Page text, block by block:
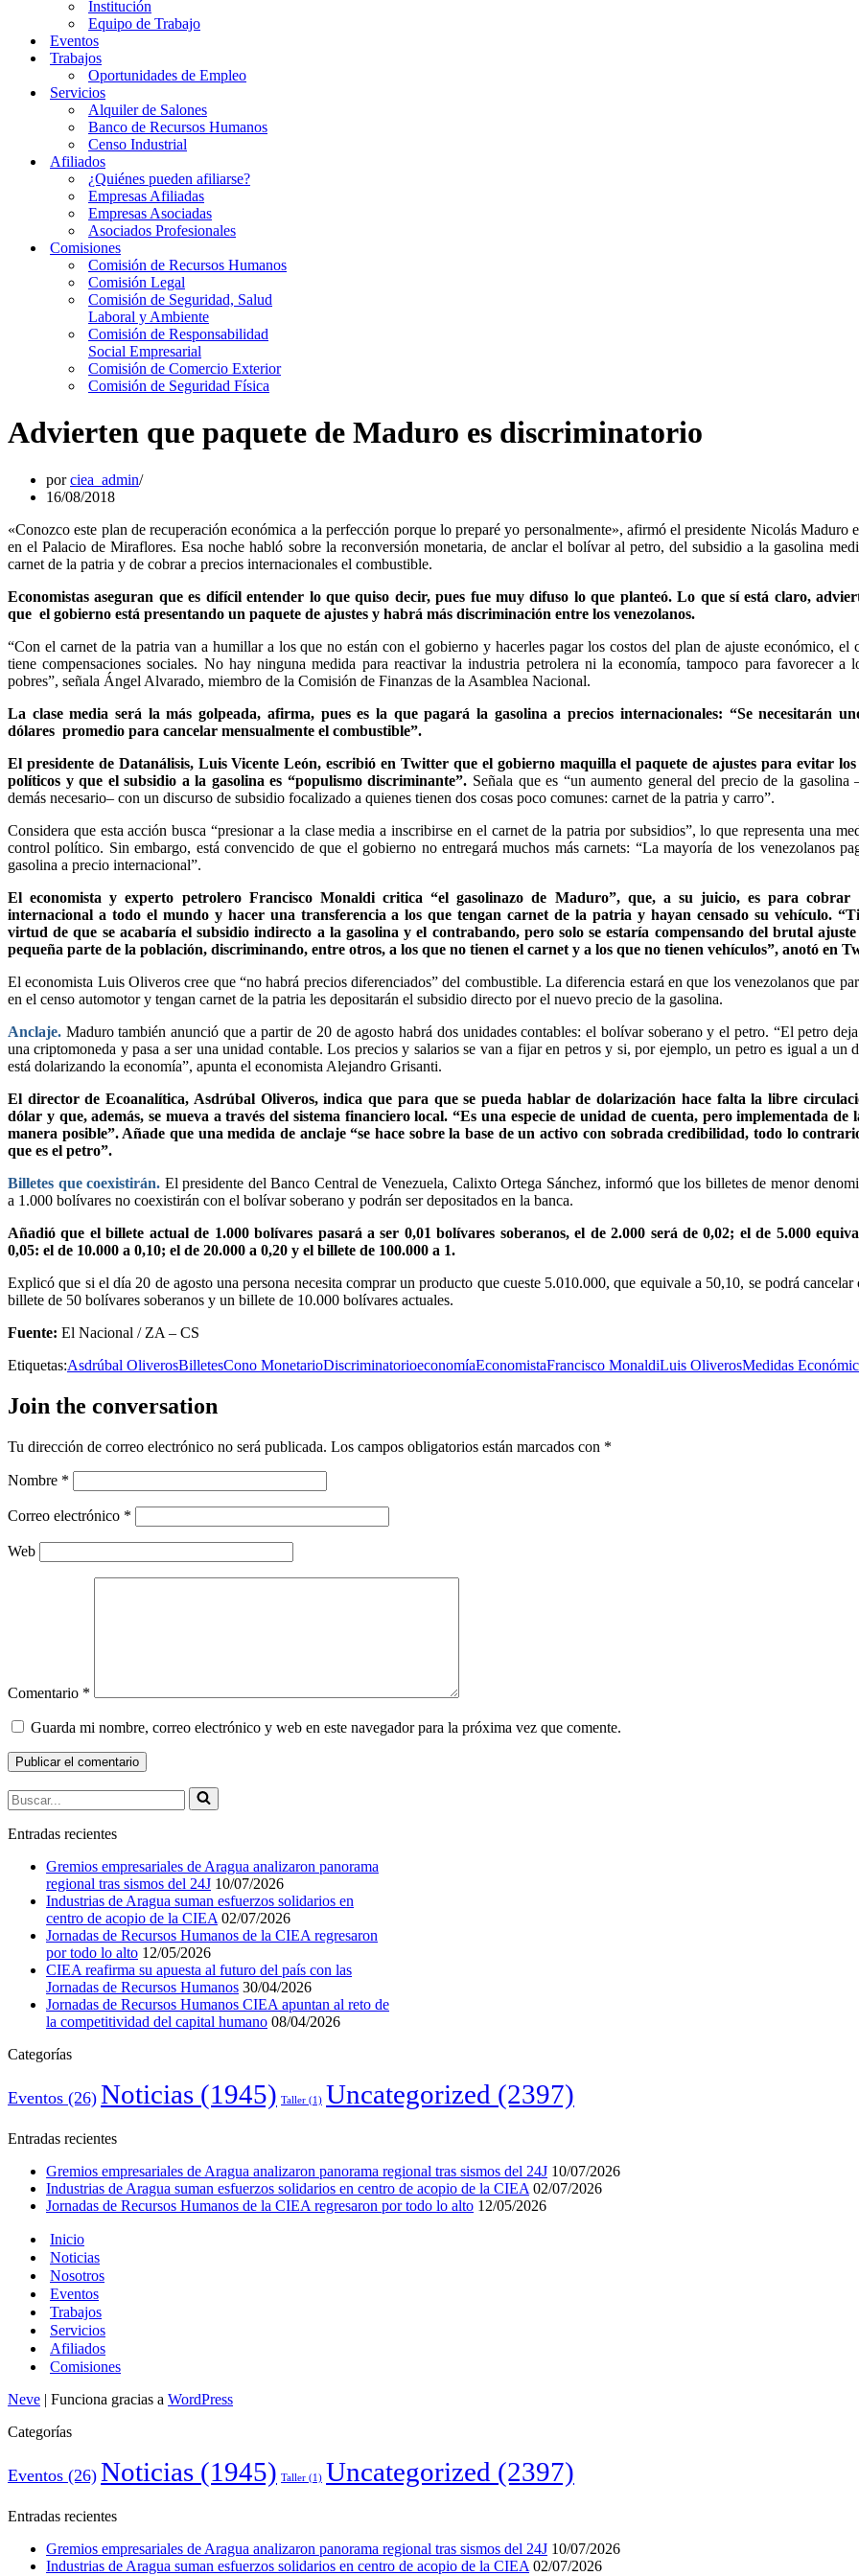
Institución
Equipo de Trabajo
Eventos
Trabajos
Oportunidades de Empleo
Servicios
Alquiler de Salones
Banco de Recursos Humanos
Censo Industrial
Afiliados
¿Quiénes pueden afiliarse?
Empresas Afiliadas
Empresas Asociadas
Asociados Profesionales
Comisiones
Comisión de Recursos Humanos
Comisión Legal
Comisión de Seguridad, Salud
Laboral y Ambiente
Comisión de Responsabilidad
Social Empresarial
Comisión de Comercio Exterior
Comisión de Seguridad Física
Advierten que paquete de Maduro es discriminatorio
porciea_admin
16/08/2018
«Conozco este plan de recuperación económica a la perfección porque lo preparé yo personalmente», afirmó el presidente Nicolás Maduro
en el Palacio de Miraflores. Esa noche habló sobre la reconversión monetaria, de anclar el bolívar al petro, del subsidio a la gasolina
carnet de la patria y de cobrar a precios internacionales el combustible.
Economistas aseguran que es difícil entender lo que quiso decir, pues fue muy difuso lo que planteó. Lo que sí está claro,
que el gobierno está presentando un paquete de ajustes y habrá más discriminación entre los venezolanos.
“Con el carnet de la patria van a humillar a los que no están con el gobierno y hacerles pagar los costos del plan de ajuste económico, el
tiene compensaciones sociales. No hay ninguna medida para reactivar la industria petrolera ni la economía, tampoco para favorecer a
pobres”, señala Ángel Alvarado, miembro de la Comisión de Finanzas de la Asamblea Nacional.
La clase media será la más golpeada, afirma, pues es la que pagará la gasolina a precios internacionales: “Se necesitarán
dólares promedio para cancelar mensualmente el combustible”.
El presidente de Datanálisis, Luis Vicente León, escribió en Twitter que el gobierno maquilla el paquete de ajustes para evitar los
políticos y que el subsidio a la gasolina es “populismo discriminante”. Señala que es “un aumento general del precio de la gasolina
demás necesario– con un discurso de subsidio focalizado a quienes tienen dos cosas poco comunes: carnet de la patria y carro”.
Considera que esta acción busca “presionar a la clase media a inscribirse en el carnet de la patria por subsidios”, lo que representa una
control político. Sin embargo, está convencido de que el gobierno no entregará muchos más carnets: “La mayoría de los venezolanos
gasolina a precio internacional”.
El economista y experto petrolero Francisco Monaldi critica “el gasolinazo de Maduro”, que, a su juicio, es para cobrar
internacional a todo el mundo y hacer una transferencia a los que tengan carnet de la patria y hayan censado su vehículo.
virtud de que se acabaría el subsidio indirecto a la gasolina y el contrabando, pero solo se estaría compensando del brutal
pequeña parte de la población, discriminando, entre otros, a los que no tienen el carnet y a los que no tienen vehículos”, anotó en
El economista Luis Oliveros cree que “no habrá precios diferenciados” del combustible. La diferencia estará en que los venezolanos que
en el censo automotor y tengan carnet de la patria les depositarán el subsidio directo por el nuevo precio de la gasolina.
Anclaje. Maduro también anunció que a partir de 20 de agosto habrá dos unidades contables: el bolívar soberano y el petro. “El petro
una criptomoneda y pasa a ser una unidad contable. Los precios y salarios se van a fijar en petros y si, por ejemplo, un petro es igual a un
está dolarizando la economía”, apunta el economista Alejandro Grisanti.
El director de Ecoanalítica, Asdrúbal Oliveros, indica que para que se pueda hablar de dolarización hace falta la libre
dólar y que, además, se mueva a través del sistema financiero local. “Es una especie de unidad de cuenta, pero implementada de
manera posible”. Añade que una medida de anclaje “se hace sobre la base de un activo con sobrada credibilidad, todo lo
que es el petro”.
Billetes que coexistirán. El presidente del Banco Central de Venezuela, Calixto Ortega Sánchez, informó que los billetes de menor
a 1.000 bolívares no coexistirán con el bolívar soberano y podrán ser depositados en la banca.
Añadió que el billete actual de 1.000 bolívares pasará a ser 0,01 bolívares soberanos, el de 2.000 será de 0,02; el de 5.000
0,05: el de 10.000 a 0,10; el de 20.000 a 0,20 y el billete de 100.000 a 1.
Explicó que si el día 20 de agosto una persona necesita comprar un producto que cueste 5.010.000, que equivale a 50,10, se podrá cancelar
billete de 50 bolívares soberanos y un billete de 10.000 bolívares actuales.
Fuente: El Nacional / ZA – CS
Etiquetas:Asdrúbal OliverosBilletesCono MonetarioDiscriminatorioeconomíaEconomistaFrancisco MonaldiLuis OliverosMedidas
Join the conversation
Tu dirección de correo electrónico no será publicada. Los campos obligatorios están marcados con *
Nombre *
Correo electrónico *
Web
Comentario *
Guarda mi nombre, correo electrónico y web en este navegador para la próxima vez que comente.
Buscar...
Entradas recientes
Gremios empresariales de Aragua analizaron panorama
regional tras sismos del 24J 10/07/2026
Industrias de Aragua suman esfuerzos solidarios en
centro de acopio de la CIEA 02/07/2026
Jornadas de Recursos Humanos de la CIEA regresaron
por todo lo alto 12/05/2026
CIEA reafirma su apuesta al futuro del país con las
Jornadas de Recursos Humanos 30/04/2026
Jornadas de Recursos Humanos CIEA apuntan al reto de
la competitividad del capital humano 08/04/2026
Categorías
Eventos (26) Noticias (1945) Taller (1) Uncategorized (2397)
Entradas recientes
Gremios empresariales de Aragua analizaron panorama regional tras sismos del 24J 10/07/2026
Industrias de Aragua suman esfuerzos solidarios en centro de acopio de la CIEA 02/07/2026
Jornadas de Recursos Humanos de la CIEA regresaron por todo lo alto 12/05/2026
Inicio
Noticias
Nosotros
Eventos
Trabajos
Servicios
Afiliados
Comisiones
Neve | Funciona gracias a WordPress
Categorías
Eventos (26) Noticias (1945) Taller (1) Uncategorized (2397)
Entradas recientes
Gremios empresariales de Aragua analizaron panorama regional tras sismos del 24J 10/07/2026
Industrias de Aragua suman esfuerzos solidarios en centro de acopio de la CIEA 02/07/2026